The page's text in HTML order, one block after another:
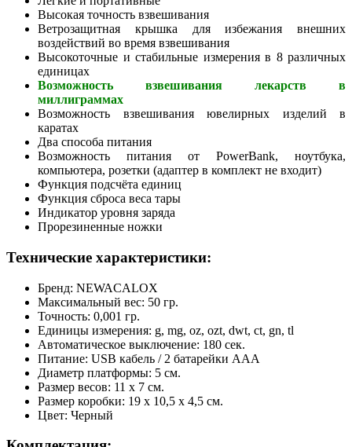
Высокая точность взвешивания
Ветрозащитная крышка для избежания внешних
воздействий во время взвешивания
Высокоточные и стабильные измерения в 8 различных
единицах
Возможность взвешивания лекарств в
миллиграммах
Возможность взвешивания ювелирных изделий в
каратах
Два способа питания
Возможность питания от PowerBank, ноутбука,
компьютера, розетки (адаптер в комплект не входит)
Функция подсчёта единиц
Функция сброса веса тары
Индикатор уровня заряда
Прорезиненные ножки
Технические характеристики:
Бренд: NEWACALOX
Максимальный вес: 50 гр.
Точность: 0,001 гр.
Единицы измерения: g, mg, oz, ozt, dwt, ct, gn, tl
Автоматическое выключение: 180 сек.
Питание: USB кабель / 2 батарейки AAA
Диаметр платформы: 5 см.
Размер весов: 11 x 7 см.
Размер коробки: 19 x 10,5 x 4,5 см.
Цвет: Черный